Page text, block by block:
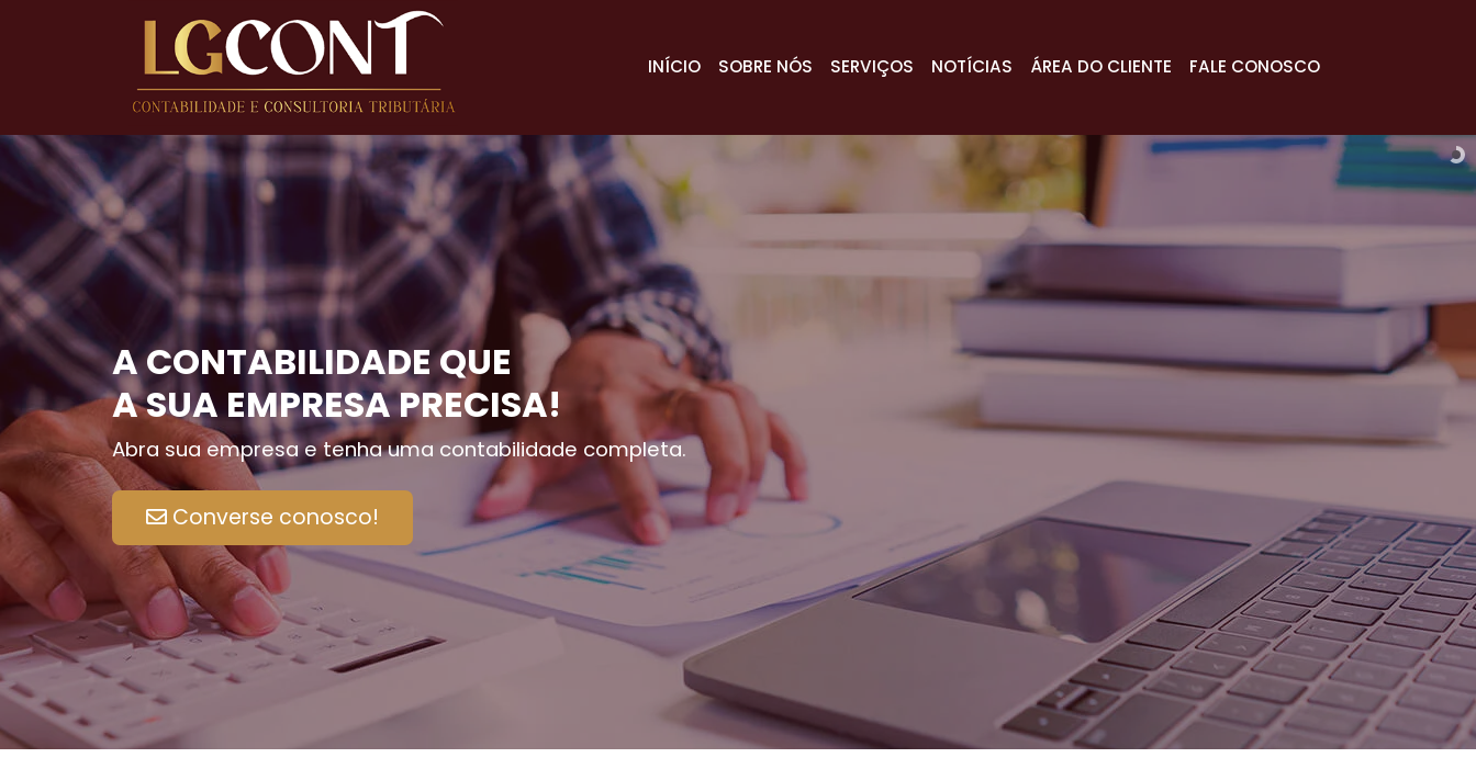
INÍCIO SOBRE NÓS SERVIÇOS NOTÍCIAS ÁREA DO CLIENTE FALE CONOSCO
A CONTABILIDADE QUE
A SUA EMPRESA PRECISA!
Abra sua empresa e tenha uma contabilidade completa.
Converse conosco!